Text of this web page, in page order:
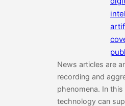
News articles are
recording and
phenomena. In
technology can